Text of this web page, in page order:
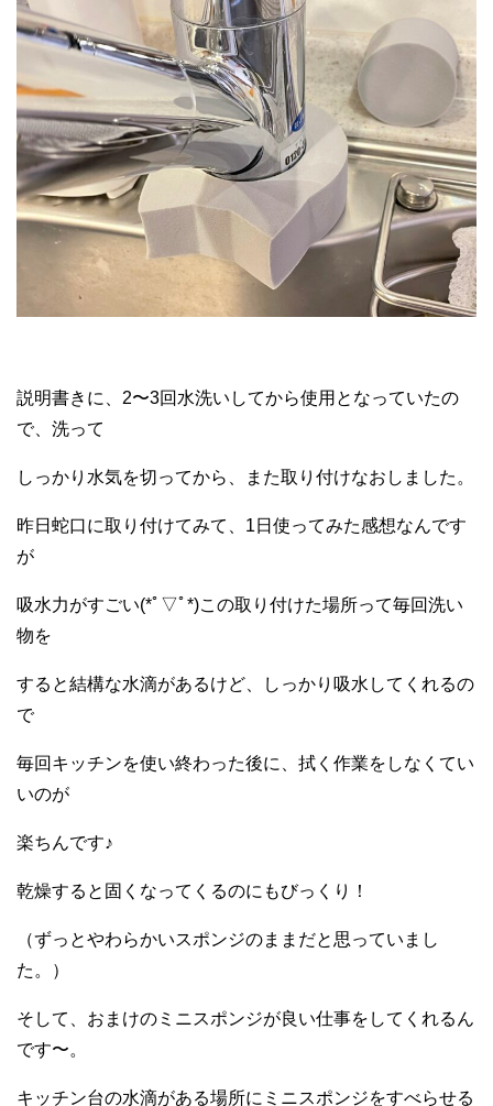
説明書きに、2〜3回水洗いしてから使用となっていたの
で、洗って
しっかり水気を切ってから、また取り付けなおしました。
昨日蛇口に取り付けてみて、1日使ってみた感想なんです
が
吸水力がすごい(*ﾟ▽ﾟ*)この取り付けた場所って毎回洗い
物を
すると結構な水滴があるけど、しっかり吸水してくれるの
で
毎回キッチンを使い終わった後に、拭く作業をしなくてい
いのが
楽ちんです♪
乾燥すると固くなってくるのにもびっくり！
（ずっとやわらかいスポンジのままだと思っていまし
た。）
そして、おまけのミニスポンジが良い仕事をしてくれるん
です〜。
キッチン台の水滴がある場所にミニスポンジをすべらせる